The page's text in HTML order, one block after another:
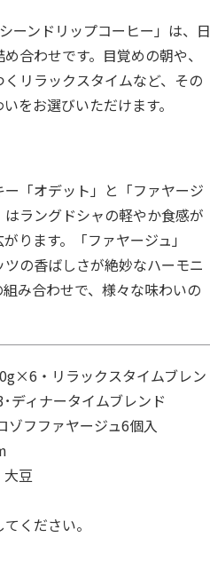
ーンドリップコーヒー」は、日
合わせです。目覚めの朝や、
リラックスタイムなど、その
をお選びいただけます。
「オデット」と「ファヤージ
ラングドシャの軽やか食感が
ります。「ファヤージュ」
の香ばしさが絶妙なハーモニ
み合わせで、様々な味わいの
・リラックスタイムブレン
ィナータイムブレンド
フファヤージュ6個入
豆
ください。